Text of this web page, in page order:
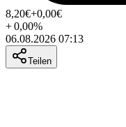
8,20€+0,00€
+0,00%
06.08.2026 07:13
Teilen